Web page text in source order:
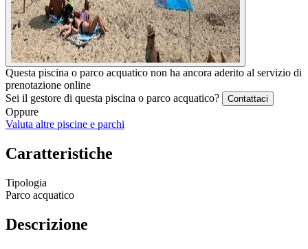
Questa piscina o parco acquatico non ha ancora aderito al servizio di
prenotazione online
Sei il gestore di questa piscina o parco acquatico?
Contattaci
Oppure
Valuta altre piscine e parchi
Caratteristiche
Tipologia
Parco acquatico
Descrizione